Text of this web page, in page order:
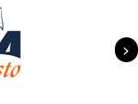
>